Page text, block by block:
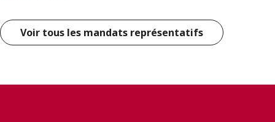
Voir tous les mandats représentatifs